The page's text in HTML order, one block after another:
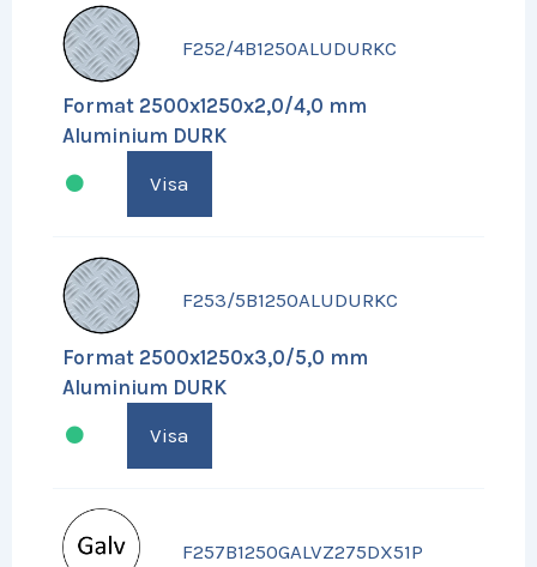
F252/4B1250ALUDURKC
Format 2500x1250x2,0/4,0 mm
Aluminium DURK
Visa
F253/5B1250ALUDURKC
Format 2500x1250x3,0/5,0 mm
Aluminium DURK
Visa
F257B1250GALVZ275DX51P